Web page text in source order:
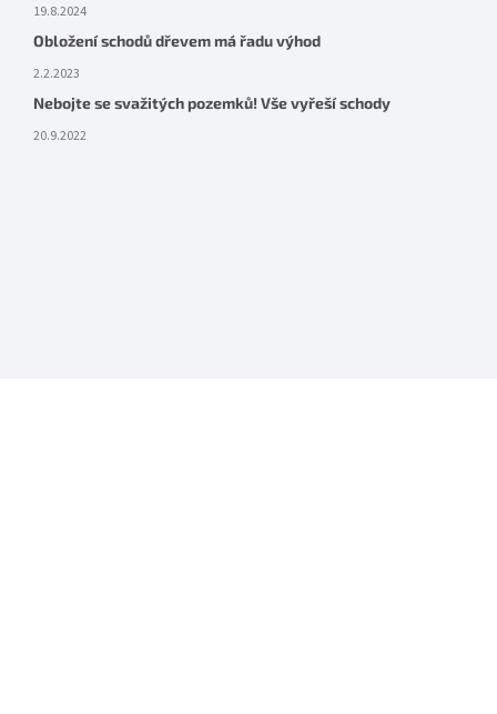
19.8.2024
Obložení schodů dřevem má řadu výhod
2.2.2023
Nebojte se svažitých pozemků! Vše vyřeší schody
20.9.2022